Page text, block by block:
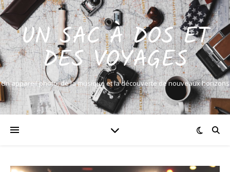
UN SAC À DOS ET
DES VOYAGES
Un appareil photo, de la musique et la découverte de nouveaux horizons